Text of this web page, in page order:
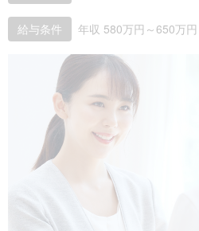
給与条件 年収 580万円～650万円